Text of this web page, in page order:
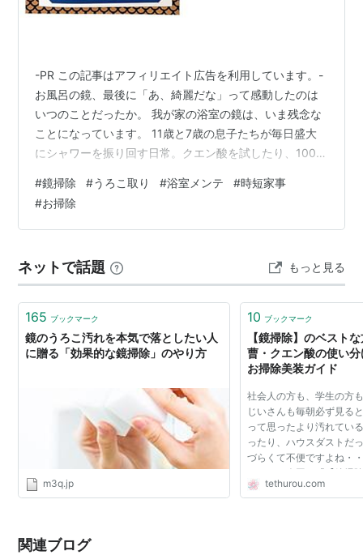
-PR この記事はアフィリエイト広告を利用しています。-
お風呂の鏡、最後に「あ、綺麗だな」って感動したのは
いつのことだったか。 我が家の浴室の鏡は、いま残念な
ことになっています。 11歳と7歳の息子たちが毎日盛大
にシャワーを振り回す日常。クエン酸を試したり、100均
ウロコはびくともしません。 掃除のたびに「これ、いつ
終わるんだ？」と虚しくなる、あの腰にくる重労働。 期
待して鏡を拭き上げたのに、乾いたらまた白いウロコが
ん、きっと多いですよね。 そんな中、僕がいま個人的に
注目しているのが、この『…
#鏡掃除 #うろこ取り #浴室メンテ #時短家事
#お掃除
ネットで話題 もっと見る
165 ブックマーク
鏡のうろこ汚れを本気で落としたい人
に贈る「効果的な鏡掃除」のやり方
m3q.jp
10 ブックマーク
【鏡掃除】のベスト
曹・クエン酸の使い
お掃除美装ガイド
社会人の方も、学生の方
じいさんも毎朝必ず見る
って思ったより汚れてい
ったり、ハウスダストだ
づらくて不便ですよね・
そこで、今回は「【鏡掃
とは！？重曹・クエン酸
tethurou.com
関連ブログ